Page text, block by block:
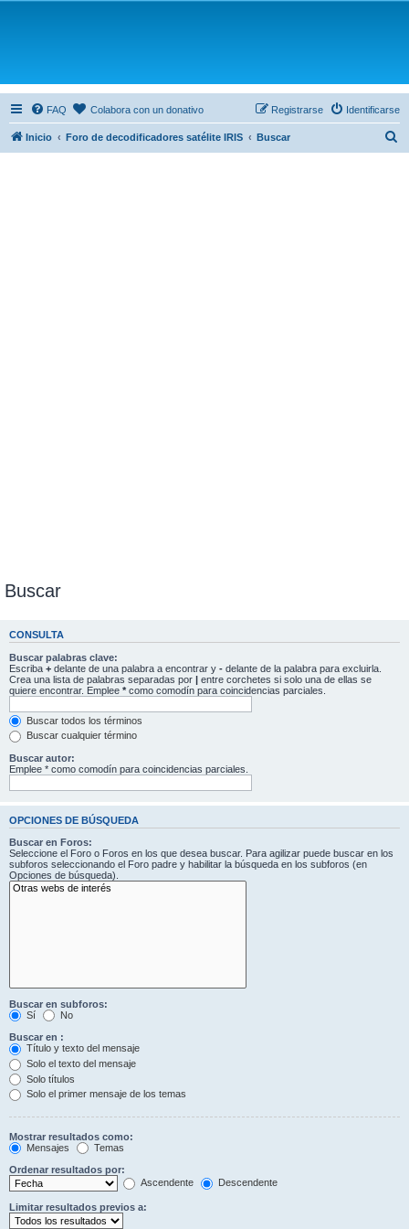
FAQ Colabora con un donativo Identificarse
Registrarse
Inicio Foro de decodificadores satélite IRIS Buscar
Buscar
CONSULTA
Buscar palabras clave:
Escriba + delante de una palabra a encontrar y - delante de la palabra para excluirla.
Crea una lista de palabras separadas por | entre corchetes si solo una de ellas se
quiere encontrar. Emplee * como comodín para coincidencias parciales.
Buscar todos los términos
Buscar cualquier término
Buscar autor:
Emplee * como comodín para coincidencias parciales.
OPCIONES DE BÚSQUEDA
Buscar en Foros:
Seleccione el Foro o Foros en los que desea buscar. Para agilizar puede buscar en los
subforos seleccionando el Foro padre y habilitar la búsqueda en los subforos (en
Opciones de búsqueda).
Buscar en subforos:
Sí
No
Buscar en :
Título y texto del mensaje
Solo el texto del mensaje
Solo títulos
Solo el primer mensaje de los temas
Mostrar resultados como:
Mensajes
Temas
Ordenar resultados por:
Ascendente
Descendente
Limitar resultados previos a: